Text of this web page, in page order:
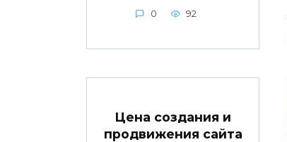
0 92
Цена создания и
продвижения сайта